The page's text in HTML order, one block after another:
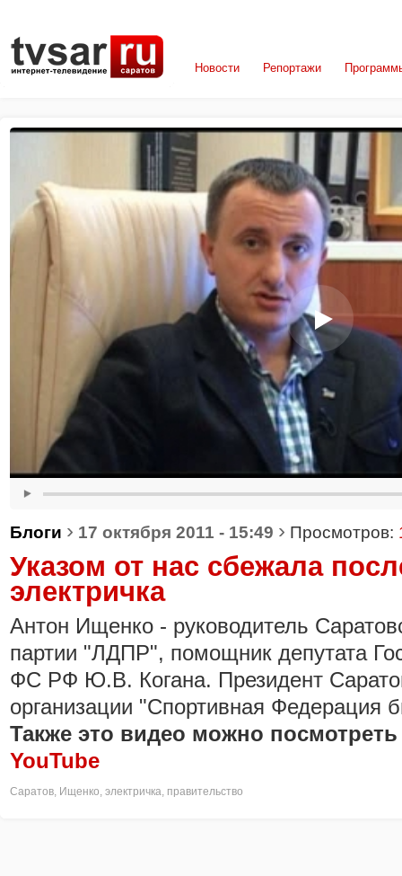
Новости Репортажи
Блоги › 17 октября 2011 - 15:49 › Просмотров:
Указом от нас сбежала
электричка
Антон Ищенко - руководитель
партии "ЛДПР", помощник депутата
ФС РФ Ю.В. Когана. Президент
организации "Спортивная Федерация
Также это видео можно
YouTube
Саратов, Ищенко, электричка, правительство